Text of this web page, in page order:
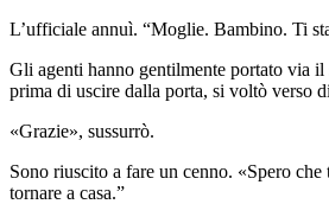
L’ufficiale annuì. “Moglie. Bambino. Ti
Gli agenti hanno gentilmente portato via
prima di uscire dalla porta, si voltò verso
«Grazie», sussurrò.
Sono riuscito a fare un cenno. «Spero
tornare a casa.”